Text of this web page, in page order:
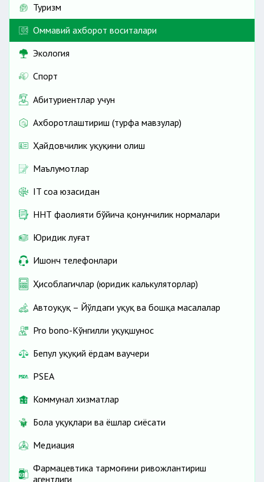
Туризм
Оммавий ахборот воситалари
Экология
Спорт
Абитуриентлар учун
Ахборотлаштириш (турфа мавзулар)
Ҳайдовчилик ҳуқуқини олиш
Маълумотлар
IT соҳа юзасидан
ННТ фаолияти бўйича қонунчилик нормалари
Юридик луғат
Ишонч телефонлари
Ҳисоблагичлар (юридик калькуляторлар)
Автоҳуқуқ – Йўлдаги ҳуқуқ ва бошқа масалалар
Pro bono-Кўнгилли ҳуқуқшунос
Бепул ҳуқуқий ёрдам ваучери
PSEA
Коммунал хизматлар
Бола ҳуқуқлари ва ёшлар сиёсати
Медиация
Фармацевтика тармоғини ривожлантириш
агентлиги